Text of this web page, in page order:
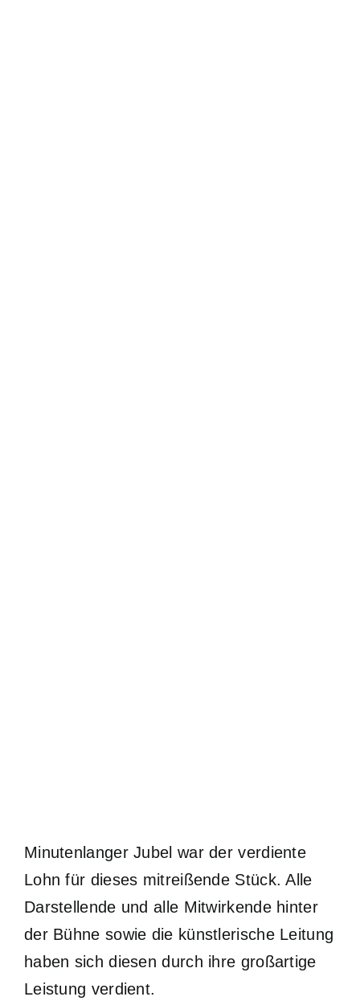
Minutenlanger Jubel war der verdiente
Lohn für dieses mitreißende Stück. Alle
Darstellende und alle Mitwirkende hinter
der Bühne sowie die künstlerische Leitung
haben sich diesen durch ihre großartige
Leistung verdient.